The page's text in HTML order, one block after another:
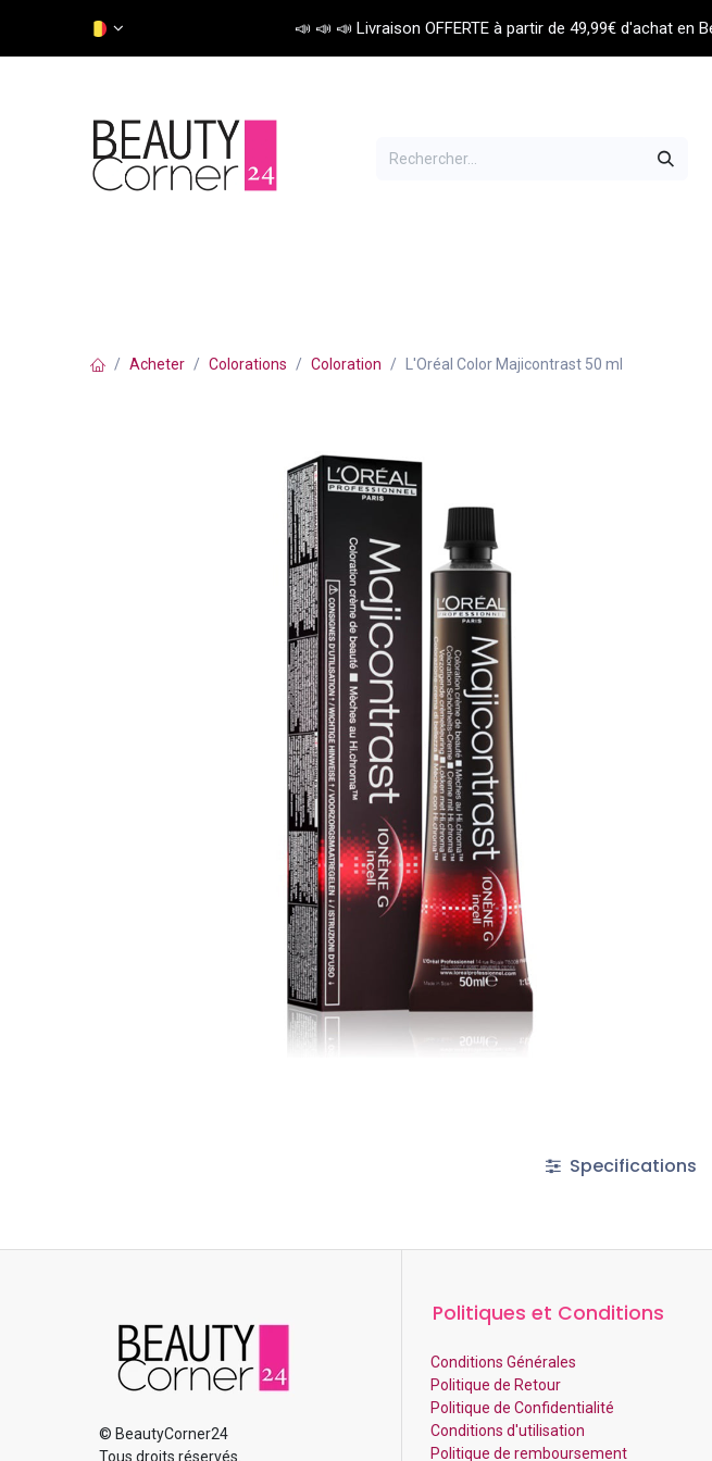
📣 📣 📣 Livraison OFFERTE à partir de 49,99€ d'achat en
Acheter Colorations Coloration L'Oréal Color Majicontrast 50 ml
Specifications
© BeautyCorner24
Tous droits réservés.
Politiques et Conditions
Conditions Générales
Politique de Retour
Politique de Confidentialité
Conditions d'utilisation
Politique de remboursement